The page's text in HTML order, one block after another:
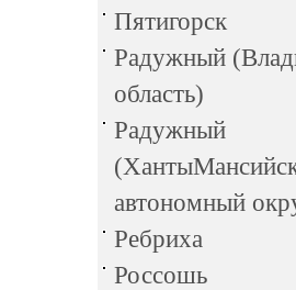
Пятигорск
Радужный
область)
Радужный
автономный
Ребриха
Россошь